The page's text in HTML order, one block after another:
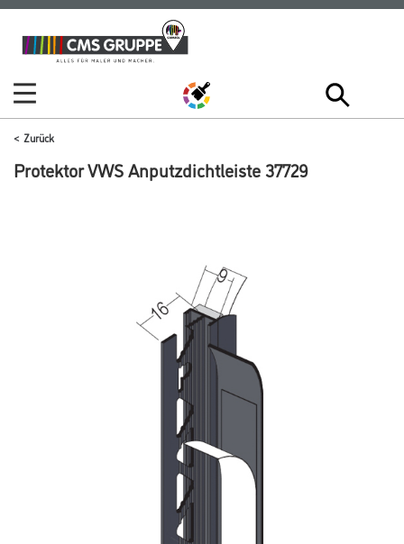
Zum
Inhalt
Zum
Navigationsmenü
Zurück
Protektor VWS Anputzdichtleiste 37729